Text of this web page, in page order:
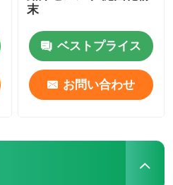
末
ベストプライス
お問い合わせ